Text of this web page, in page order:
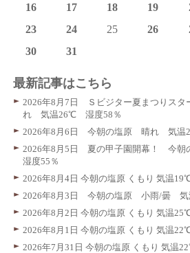
16
17 18 19
23
24 25 26
30
31
最新記事はこちら
2026年8月7日 Ｓビジター夏まつりス
れ 気温26℃ 湿度58％
2026年8月6日 今朝の塩原 晴れ 気温
2026年8月5日 夏の甲子園開幕！ 今
湿度55％
2026年8月4日 今朝の塩原 くもり 気温
2026年8月3日 今朝の塩原 小雨/曇
2026年8月2日 今朝の塩原 くもり 気温
2026年8月1日 今朝の塩原 くもり 気温
2026年7月31日 今朝の塩原 くもり 気温